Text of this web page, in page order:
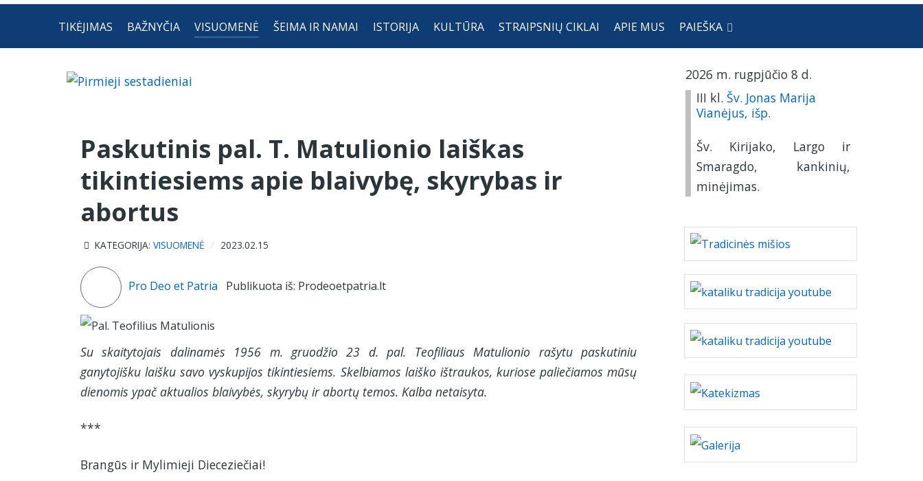
TIKĖJIMAS BAŽNYČIA VISUOMENĖ ŠEIMA IR NAMAI ISTORIJA KULTŪRA STRAIPSNIŲ CIKLAI APIE MUS PAIEŠKA
Paskutinis pal. T. Matulionio laiškas
tikintiesiems apie blaivybę, skyrybas ir
abortus
KATEGORIJA: VISUOMENĖ 2023.02.15
Pro Deo et Patria Publikuota iš: Prodeoetpatria.lt
Su skaitytojais dalinamės 1956 m. gruodžio 23 d. pal. Teofiliaus Matulionio rašytu paskutiniu
ganytojišku laišku savo vyskupijos tikintiesiems. Skelbiamos laiško ištraukos, kuriose paliečiamos mūsų
dienomis ypač aktualios blaivybės, skyrybų ir abortų temos. Kalba netaisyta.
***
Brangūs ir Mylimieji Dieceziečiai!
2026 m. rugpjūčio 8 d.
III kl. Šv. Jonas Marija
Vianėjus, išp.
Šv. Kirijako, Largo ir
Smaragdo, kankinių,
minėjimas.